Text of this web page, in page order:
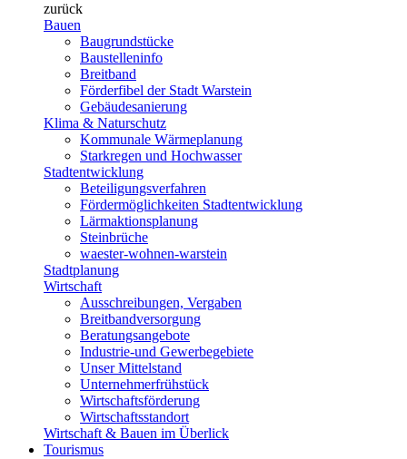
zurück
Bauen
Baugrundstücke
Baustelleninfo
Breitband
Förderfibel der Stadt Warstein
Gebäudesanierung
Klima & Naturschutz
Kommunale Wärmeplanung
Starkregen und Hochwasser
Stadtentwicklung
Beteiligungsverfahren
Fördermöglichkeiten Stadtentwicklung
Lärmaktionsplanung
Steinbrüche
waester-wohnen-warstein
Stadtplanung
Wirtschaft
Ausschreibungen, Vergaben
Breitbandversorgung
Beratungsangebote
Industrie-und Gewerbegebiete
Unser Mittelstand
Unternehmerfrühstück
Wirtschaftsförderung
Wirtschaftsstandort
Wirtschaft & Bauen im Überlick
Tourismus